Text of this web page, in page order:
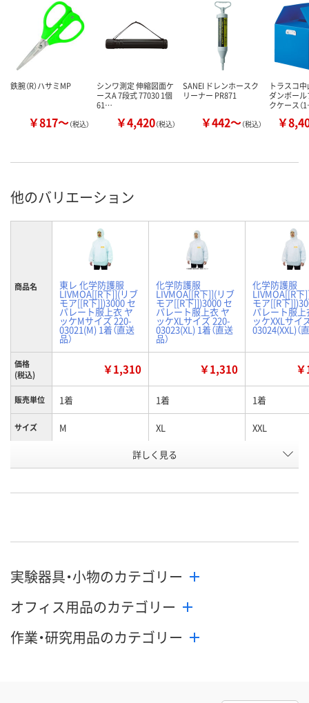
鉄腕（R）ハサミMP
￥817～（税込）
シンワ測定 伸縮図面ケ
ースA 7段式 77030 1個
61…
￥4,420（税込）
SANEI ドレンホースク
リーナー PR871
￥442～（税込）
トラスコ
ダンボー
クケース（
￥
他のバリエーション
商品名 東レ 化学防護服
LIVMOA[[R下]](リブ
モア[[R下]])3000 セ
パレート服上衣 ヤ
ッケMサイズ 220-
03021(M) 1着（直送
品）
化学防護服
LIVMOA[[R下]](リブ
モア[[R下]])3000 セ
パレート服上衣 ヤ
ッケXLサイズ 220-
03023(XL) 1着（直送
品）
化学防護服
LIVMOA[[R下
モア[[R下
パレート服上
ッケXXLサイ
03024(XXL)（
価格
(税込)
￥1,310 ￥1,310
販売単位 1着 1着 1着
サイズ M XL XXL
P325164 P325167
カゴへ カゴへ
詳しく見る
実験器具・小物のカテゴリー
オフィス用品のカテゴリー
作業・研究用品のカテゴリー